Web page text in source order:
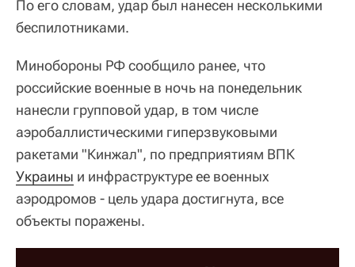
По его словам, удар был нанесен несколькими
беспилотниками.
Минобороны РФ сообщило ранее, что
российские военные в ночь на понедельник
нанесли групповой удар, в том числе
аэробаллистическими гиперзвуковыми
ракетами "Кинжал", по предприятиям ВПК
Украины и инфраструктуре ее военных
аэродромов - цель удара достигнута, все
объекты поражены.